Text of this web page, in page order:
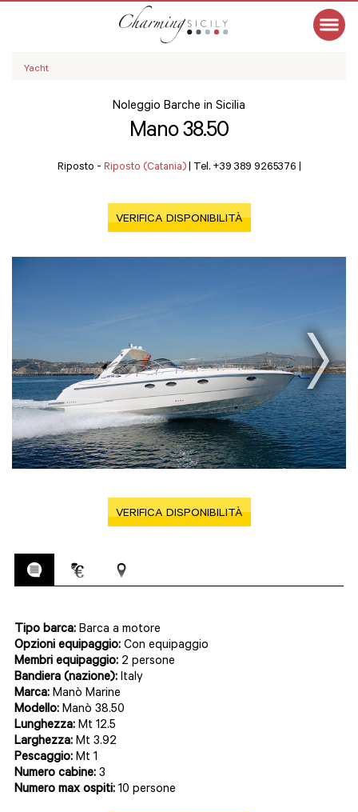
Yacht
Noleggio Barche in Sicilia
Mano 38.50
Riposto - Riposto (Catania) | Tel. +39 389 9265376 |
VERIFICA DISPONIBILITÀ
VERIFICA DISPONIBILITÀ
Tipo barca: Barca a motore
Opzioni equipaggio: Con equipaggio
Membri equipaggio: 2 persone
Bandiera (nazione): Italy
Marca: Manò Marine
Modello: Manò 38.50
Lunghezza: Mt 12.5
Larghezza: Mt 3.92
Pescaggio: Mt 1
Numero cabine: 3
Numero max ospiti: 10 persone